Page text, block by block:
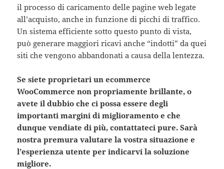
il processo di caricamento delle pagine web legate
all’acquisto, anche in funzione di picchi di traffico.
Un sistema efficiente sotto questo punto di vista,
può generare maggiori ricavi anche “indotti” da quei
siti che vengono abbandonati a causa della lentezza.
Se siete proprietari un ecommerce
WooCommerce non propriamente brillante, o
avete il dubbio che ci possa essere degli
importanti margini di miglioramento e che
dunque vendiate di più, contattateci pure. Sarà
nostra premura valutare la vostra situazione e
l’esperienza utente per indicarvi la soluzione
migliore.